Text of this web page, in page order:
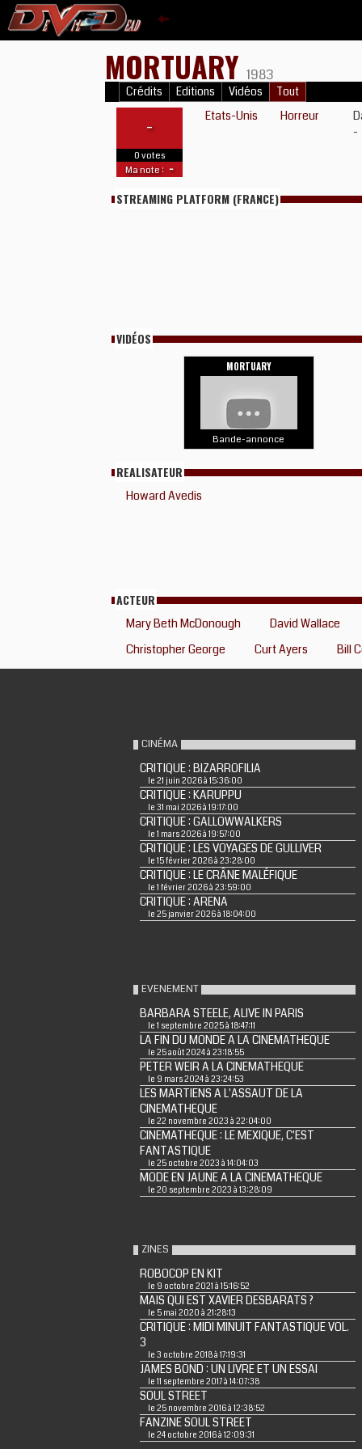
MORTUARY 1983
Crédits Editions Vidéos Tout
-
0 votes
Ma note : -
Etats-Unis Horreur
-
STREAMING PLATFORM (FRANCE)
VIDÉOS
MORTUARY
Bande-annonce
REALISATEUR
Howard Avedis
ACTEUR
Mary Beth McDonough
David Wallace
Christopher George
Curt Ayers Bill
CINÉMA
CRITIQUE : BIZARROFILIA
le 21 juin 2026 à 15:36:00
CRITIQUE : KARUPPU
le 31 mai 2026 à 19:17:00
CRITIQUE : GALLOWWALKERS
le 1 mars 2026 à 19:57:00
CRITIQUE : LES VOYAGES DE GULLIVER
le 15 février 2026 à 23:28:00
CRITIQUE : LE CRÂNE MALÉFIQUE
le 1 février 2026 à 23:59:00
CRITIQUE : ARENA
le 25 janvier 2026 à 18:04:00
EVENEMENT
BARBARA STEELE, ALIVE IN PARIS
le 1 septembre 2025 à 18:47:11
LA FIN DU MONDE A LA CINEMATHEQUE
le 25 août 2024 à 23:18:55
PETER WEIR A LA CINEMATHEQUE
le 9 mars 2024 à 23:24:53
LES MARTIENS A L'ASSAUT DE LA
CINEMATHEQUE
le 22 novembre 2023 à 22:04:00
CINEMATHEQUE : LE MEXIQUE, C'EST
FANTASTIQUE
le 25 octobre 2023 à 14:04:03
MODE EN JAUNE A LA CINEMATHEQUE
le 20 septembre 2023 à 13:28:09
ZINES
ROBOCOP EN KIT
le 9 octobre 2021 à 15:16:52
MAIS QUI EST XAVIER DESBARATS ?
le 5 mai 2020 à 21:28:13
CRITIQUE : MIDI MINUIT FANTASTIQUE VOL.
3
le 3 octobre 2018 à 17:19:31
JAMES BOND : UN LIVRE ET UN ESSAI
le 11 septembre 2017 à 14:07:38
SOUL STREET
le 25 novembre 2016 à 12:38:52
FANZINE SOUL STREET
le 24 octobre 2016 à 12:09:31